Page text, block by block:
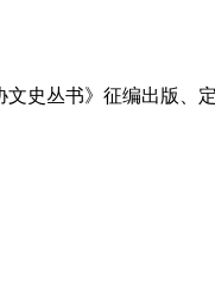
史丛书》征编出版、